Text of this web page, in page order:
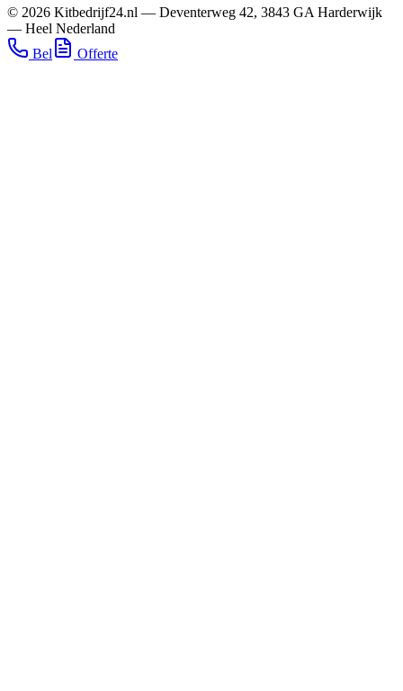
© 2026 Kitbedrijf24.nl — Deventerweg 42, 3843 GA Harderwijk
— Heel Nederland
Bel
Offerte